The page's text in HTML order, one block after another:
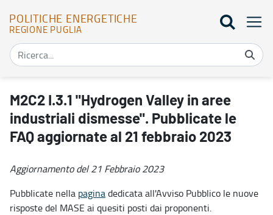
POLITICHE ENERGETICHE
REGIONE PUGLIA
M2C2 I.3.1 "Hydrogen Valley in aree industriali dismesse".
M2C2 I.3.1 "Hydrogen Valley in aree
industriali dismesse". Pubblicate le
FAQ aggiornate al 21 febbraio 2023
Aggiornamento del 21 Febbraio 2023
Pubblicate nella paginadedicata all'Avviso Pubblico le nuove
risposte del MASE ai quesiti posti dai proponenti.